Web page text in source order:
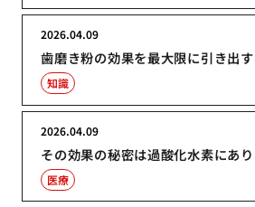
歯磨き粉の効果を最大限に引き出
2026.04.09
知識
その効果の秘密は過酸化水素にあり
2026.04.09
医療